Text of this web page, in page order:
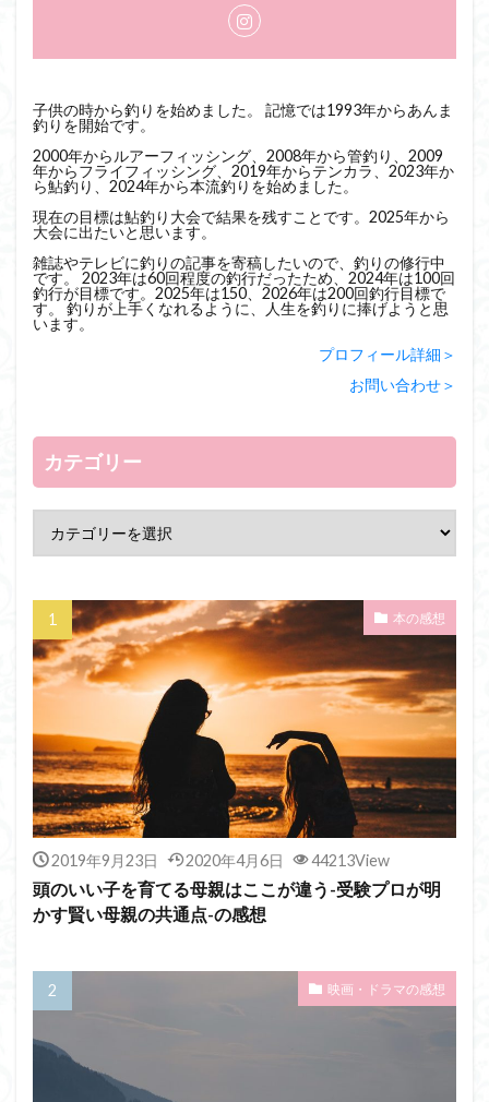
子供の時から釣りを始めました。 記憶では1993年からあんま
釣りを開始です。
2000年からルアーフィッシング、2008年から管釣り、2009
年からフライフィッシング、2019年からテンカラ、2023年か
ら鮎釣り、2024年から本流釣りを始めました。
現在の目標は鮎釣り大会で結果を残すことです。2025年から
大会に出たいと思います。
雑誌やテレビに釣りの記事を寄稿したいので、釣りの修行中
です。 2023年は60回程度の釣行だったため、2024年は100回
釣行が目標です。2025年は150、2026年は200回釣行目標で
す。 釣りが上手くなれるように、人生を釣りに捧げようと思
います。
プロフィール詳細＞
お問い合わせ＞
カテゴリー
本の感想
2019年9月23日 2020年4月6日 44213View
頭のいい子を育てる母親はここが違う-受験プロが明
かす賢い母親の共通点-の感想
映画・ドラマの感想